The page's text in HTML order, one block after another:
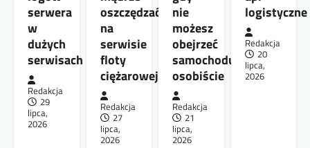
serwera
w
dużych
serwisach
Redakcja
29
lipca,
2026
oszczędzać
na
serwisie
floty
ciężarowej
Redakcja
27
lipca,
2026
nie
możesz
obejrzeć
samochodu
osobiście
Redakcja
21
lipca,
2026
logistyczne
Redakcja
20
lipca,
2026